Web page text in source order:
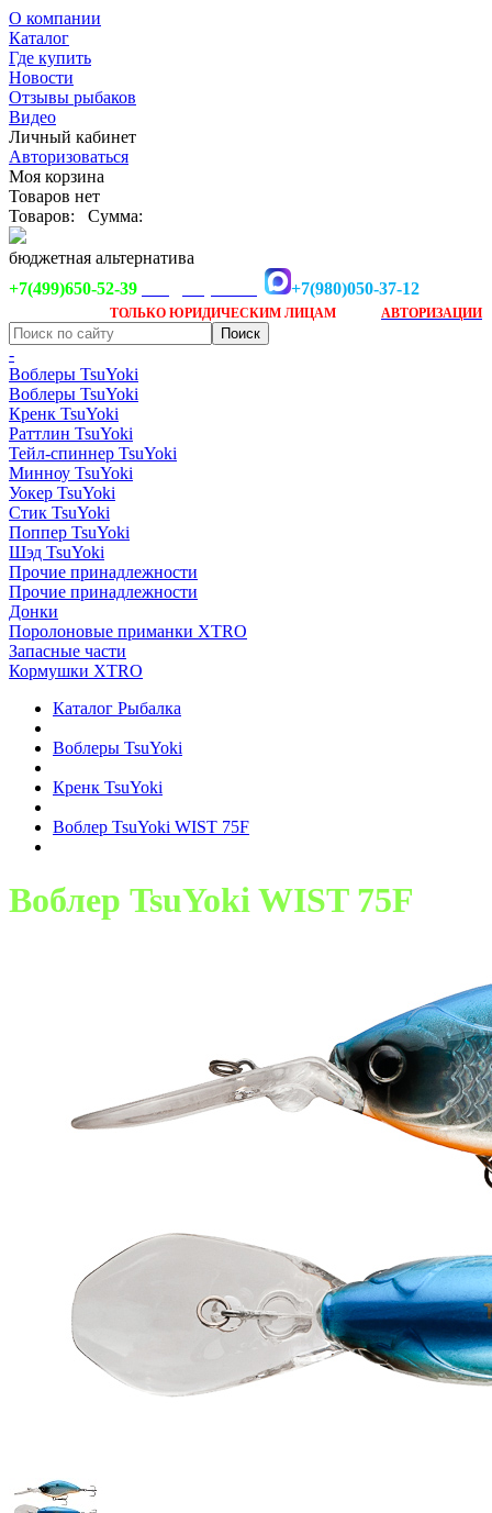
О компании
Каталог
Где купить
Новости
Отзывы рыбаков
Видео
Личный кабинет
Авторизоваться
Моя корзина
Товаров нет
Товаров:
Сумма:
бюджетная альтернатива
+7(499)650-52-39
+7(980)050-37-12
ТОЛЬКО ЮРИДИЧЕСКИМ ЛИЦАМ АВТОРИЗАЦИИ
-
Воблеры TsuYoki
Воблеры TsuYoki
Кренк TsuYoki
Раттлин TsuYoki
Тейл-спиннер TsuYoki
Минноу TsuYoki
Уокер TsuYoki
Стик TsuYoki
Поппер TsuYoki
Шэд TsuYoki
Прочие принадлежности
Прочие принадлежности
Донки
Поролоновые приманки XTRO
Запасные части
Кормушки XTRO
Каталог Рыбалка
Воблеры TsuYoki
Кренк TsuYoki
Воблер TsuYoki WIST 75F
Воблер TsuYoki WIST 75F